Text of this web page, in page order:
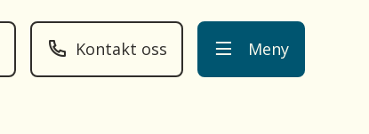
Kontakt oss Meny